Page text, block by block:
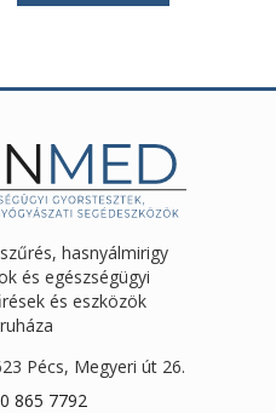
hasnyálmirigy
és egészségügyi
és eszközök
Pécs, Megyeri út 26.
865 7792